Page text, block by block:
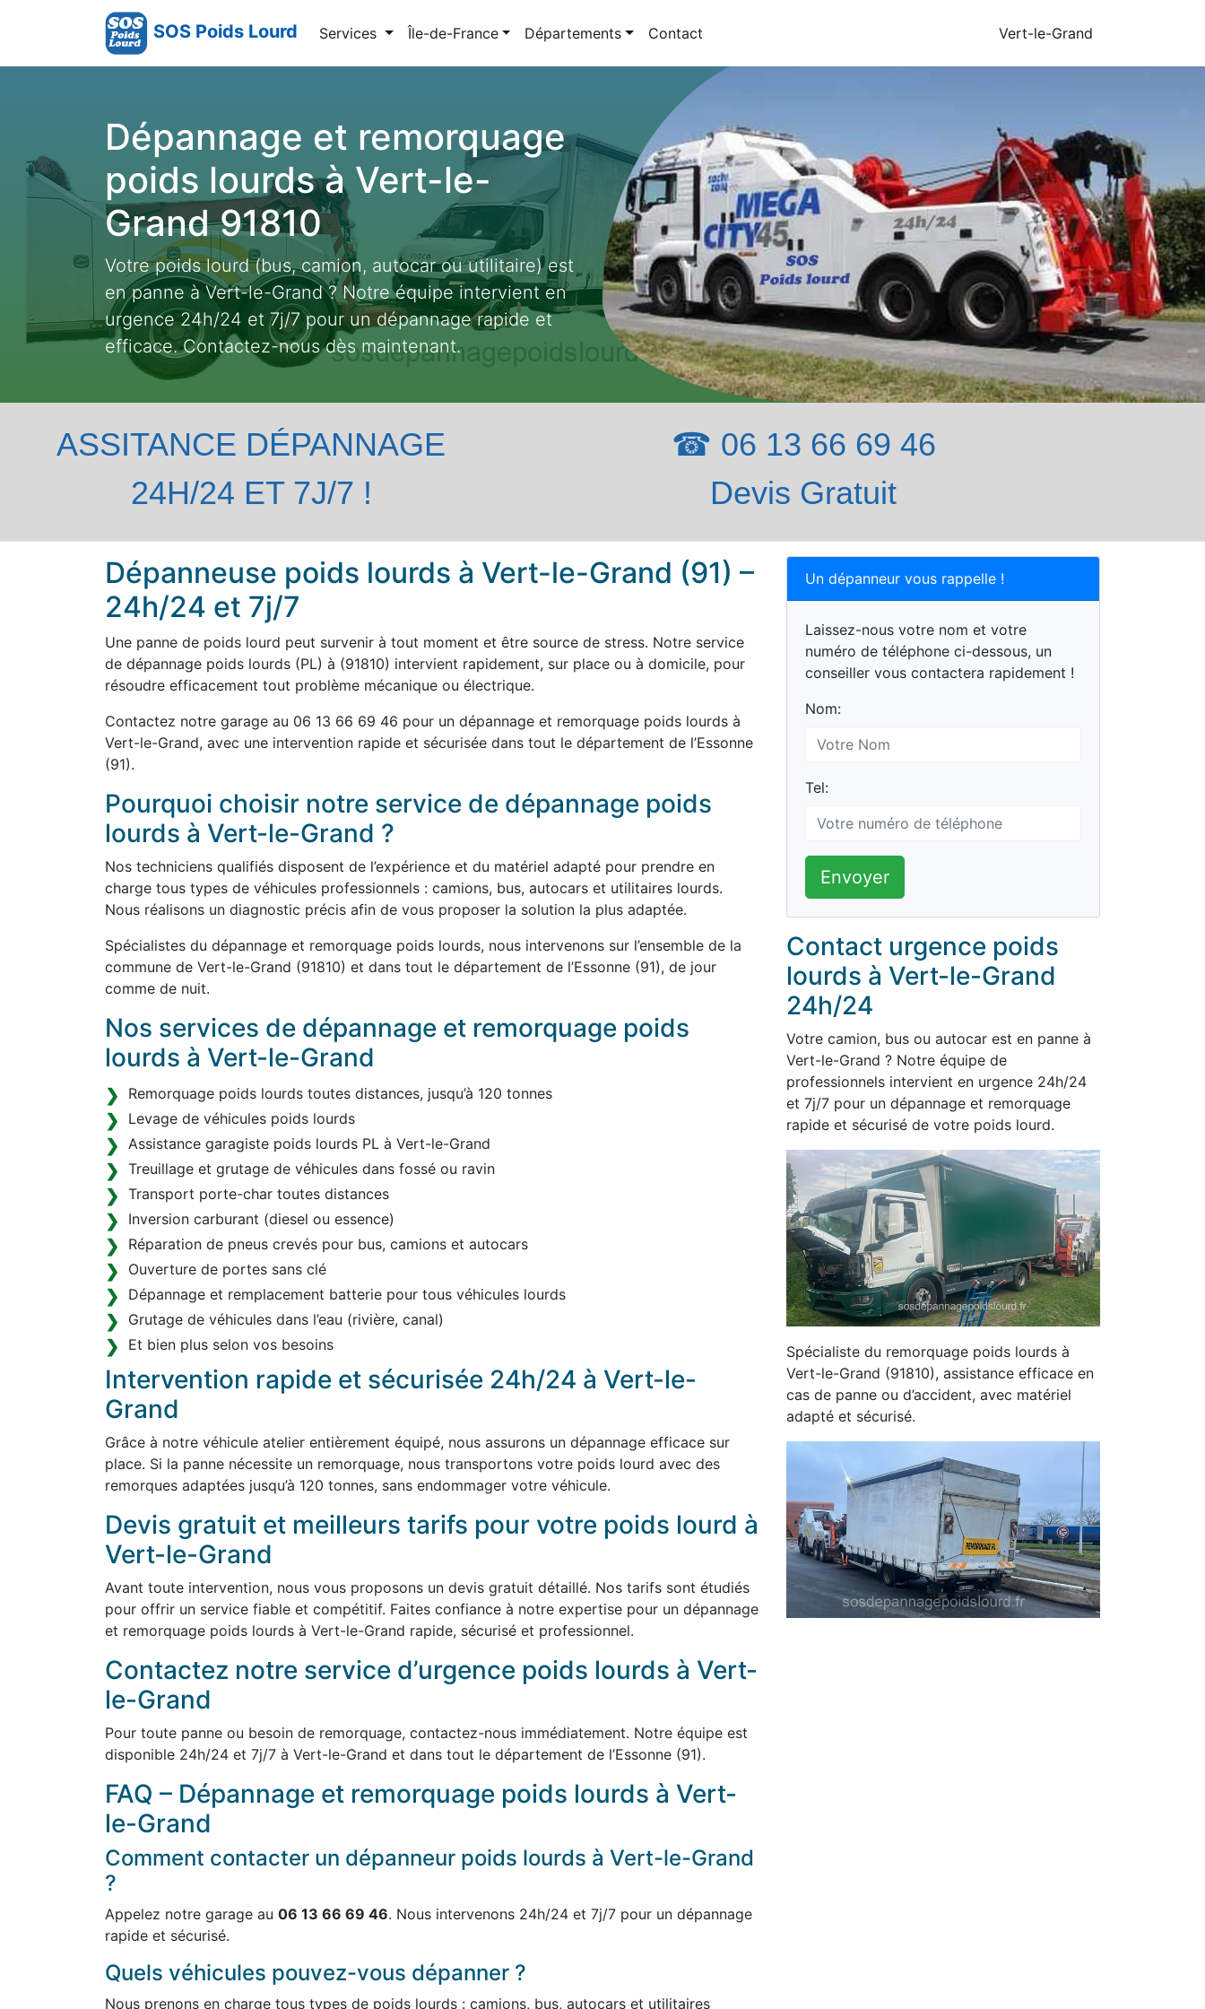
SOS Poids Lourd Services Île-de-France Départements Contact Vert-le-Grand
Dépannage et remorquage
poids lourds à Vert-le-
Grand 91810
Votre poids lourd (bus, camion, autocar ou utilitaire) est
en panne à Vert-le-Grand ? Notre équipe intervient en
urgence 24h/24 et 7j/7 pour un dépannage rapide et
efficace. Contactez-nous dès maintenant.
ASSITANCE DÉPANNAGE
24H/24 ET 7J/7 !
☎ 06 13 66 69 46
Devis Gratuit
Dépanneuse poids lourds à Vert-le-Grand (91) –
24h/24 et 7j/7
Une panne de poids lourd peut survenir à tout moment et être source de stress. Notre service
de dépannage poids lourds (PL) à (91810) intervient rapidement, sur place ou à domicile, pour
résoudre efficacement tout problème mécanique ou électrique.
Contactez notre garage au 06 13 66 69 46 pour un dépannage et remorquage poids lourds à
Vert-le-Grand, avec une intervention rapide et sécurisée dans tout le département de l’Essonne
(91).
Pourquoi choisir notre service de dépannage poids
lourds à Vert-le-Grand ?
Nos techniciens qualifiés disposent de l’expérience et du matériel adapté pour prendre en
charge tous types de véhicules professionnels : camions, bus, autocars et utilitaires lourds.
Nous réalisons un diagnostic précis afin de vous proposer la solution la plus adaptée.
Spécialistes du dépannage et remorquage poids lourds, nous intervenons sur l’ensemble de la
commune de Vert-le-Grand (91810) et dans tout le département de l’Essonne (91), de jour
comme de nuit.
Nos services de dépannage et remorquage poids
lourds à Vert-le-Grand
Remorquage poids lourds toutes distances, jusqu’à 120 tonnes
Levage de véhicules poids lourds
Assistance garagiste poids lourds PL à Vert-le-Grand
Treuillage et grutage de véhicules dans fossé ou ravin
Transport porte-char toutes distances
Inversion carburant (diesel ou essence)
Réparation de pneus crevés pour bus, camions et autocars
Ouverture de portes sans clé
Dépannage et remplacement batterie pour tous véhicules lourds
Grutage de véhicules dans l’eau (rivière, canal)
Et bien plus selon vos besoins
Intervention rapide et sécurisée 24h/24 à Vert-le-
Grand
Grâce à notre véhicule atelier entièrement équipé, nous assurons un dépannage efficace sur
place. Si la panne nécessite un remorquage, nous transportons votre poids lourd avec des
remorques adaptées jusqu’à 120 tonnes, sans endommager votre véhicule.
Devis gratuit et meilleurs tarifs pour votre poids lourd à
Vert-le-Grand
Avant toute intervention, nous vous proposons un devis gratuit détaillé. Nos tarifs sont étudiés
pour offrir un service fiable et compétitif. Faites confiance à notre expertise pour un dépannage
et remorquage poids lourds à Vert-le-Grand rapide, sécurisé et professionnel.
Contactez notre service d’urgence poids lourds à Vert-
le-Grand
Pour toute panne ou besoin de remorquage, contactez-nous immédiatement. Notre équipe est
disponible 24h/24 et 7j/7 à Vert-le-Grand et dans tout le département de l’Essonne (91).
FAQ – Dépannage et remorquage poids lourds à Vert-
le-Grand
Comment contacter un dépanneur poids lourds à Vert-le-Grand
?
Appelez notre garage au 06 13 66 69 46. Nous intervenons 24h/24 et 7j/7 pour un dépannage
rapide et sécurisé.
Quels véhicules pouvez-vous dépanner ?
Nous prenons en charge tous types de poids lourds : camions, bus, autocars et utilitaires
Un dépanneur vous rappelle !
Laissez-nous votre nom et votre
numéro de téléphone ci-dessous, un
conseiller vous contactera rapidement !
Nom:
Tel:
Envoyer
Contact urgence poids
lourds à Vert-le-Grand
24h/24
Votre camion, bus ou autocar est en panne à
Vert-le-Grand ? Notre équipe de
professionnels intervient en urgence 24h/24
et 7j/7 pour un dépannage et remorquage
rapide et sécurisé de votre poids lourd.
Spécialiste du remorquage poids lourds à
Vert-le-Grand (91810), assistance efficace en
cas de panne ou d’accident, avec matériel
adapté et sécurisé.